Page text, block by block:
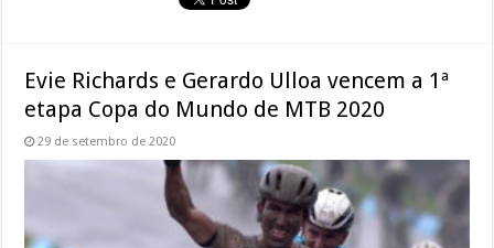
Evie Richards e Gerardo Ulloa vencem a 1ª
etapa Copa do Mundo de MTB 2020
29 de setembro de 2020